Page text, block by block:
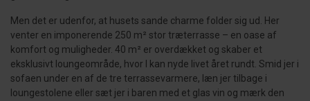
Men det er udenfor, at husets sande charme folder sig ud. Her
venter en imponerende 250 m² stor træterrasse – en oase af
komfort og muligheder. 40 m² er overdækket og skaber et
eksklusivt loungeområde, hvor I kan nyde livet året rundt. Smid jer i
sofaen under en af de tre terrassevarmere, læn jer tilbage i
loungestolene eller sæt jer i baren med et glas vin og mærk den